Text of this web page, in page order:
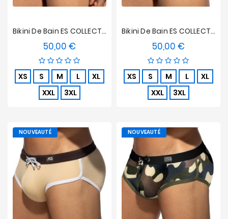
Bikini De Bain ES COLLECTION Terrycloth - Orange
50,00 €
XS S M L
XL
XXL
3XL
Bikini De Bain ES COLLECTION Terrycloth - Jaune
50,00 €
XS S M L
XL
XXL
3XL
NOUVEAUTÉ NOUVEAUTÉ